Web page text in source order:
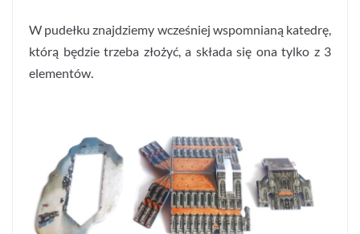
W pudełku znajdziemy wcześniej wspomnianą katedrę,
którą będzie trzeba złożyć, a składa się ona tylko z 3
elementów.